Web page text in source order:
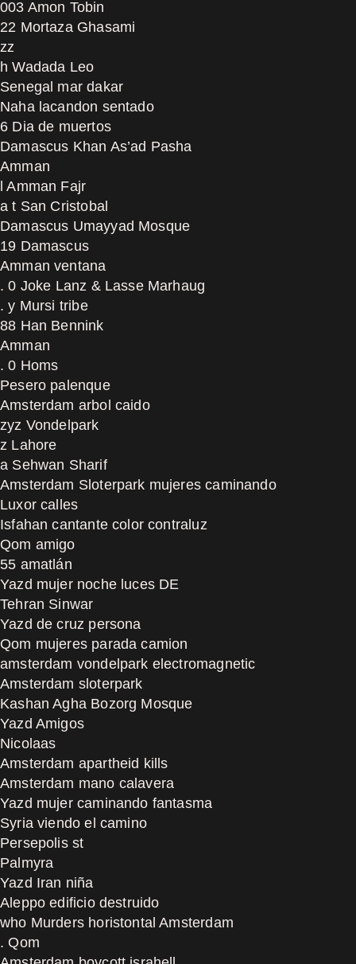
003 Amon Tobin
22 Mortaza Ghasami
zz
h Wadada Leo
Senegal mar dakar
Naha lacandon sentado
6 Dia de muertos
Damascus Khan As’ad Pasha
Amman
l Amman Fajr
a t San Cristobal
Damascus Umayyad Mosque
19 Damascus
Amman ventana
. 0 Joke Lanz & Lasse Marhaug
. y Mursi tribe
88 Han Bennink
Amman
. 0 Homs
Pesero palenque
Amsterdam arbol caido
zyz Vondelpark
z Lahore
a Sehwan Sharif
Amsterdam Sloterpark mujeres caminando
Luxor calles
Isfahan cantante color contraluz
Qom amigo
55 amatlán
Yazd mujer noche luces DE
Tehran Sinwar
Yazd de cruz persona
Qom mujeres parada camion
amsterdam vondelpark electromagnetic
Amsterdam sloterpark
Kashan Agha Bozorg Mosque
Yazd Amigos
Nicolaas
Amsterdam apartheid kills
Amsterdam mano calavera
Yazd mujer caminando fantasma
Syria viendo el camino
Persepolis st
Palmyra
Yazd Iran niña
Aleppo edificio destruido
who Murders horistontal Amsterdam
. Qom